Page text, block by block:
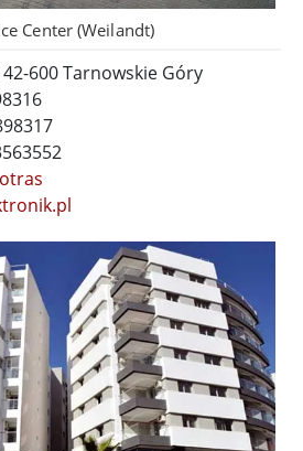
Center (Weilandt)
600 Tarnowskie Góry